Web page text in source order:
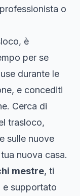
o
è
per se
durante le
e concediti
Cerca di
trasloco,
sulle nuove
nuova casa.
mestre, ti
e supportato